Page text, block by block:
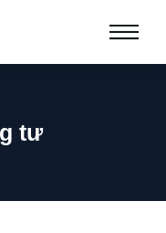
tư